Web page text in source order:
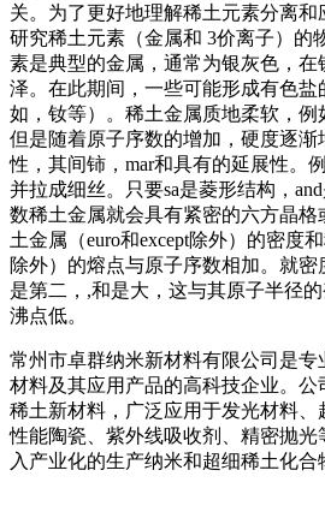
关。为了更好地理解稀土元素分离
研究稀土元素（金属和 3价离子）的
素是典型的金属，通常为银灰色，
泽。在此期间，一些可能形成有色盐
如，钕等）。稀土金属质地柔软，例
但是随着原子序数的增加，硬度逐
性，其间铈，mar和具有的延展性。
并拉成细丝。只要sa是菱形结构，
数稀土金属就会具有紧密的六方晶
土金属（euro和except除外）的密度
除外）的熔点与原子序数相加。就密
是第二，,和是大，这与其原子半径
沸点低。
常州市卓群纳米新材料有限公司是
材料及其应用产品的高科技企业。
稀土新材料，广泛应用于发光材料
性能陶瓷、紫外线吸收剂、精密抛
入产业化的生产纳米和超细稀土化合